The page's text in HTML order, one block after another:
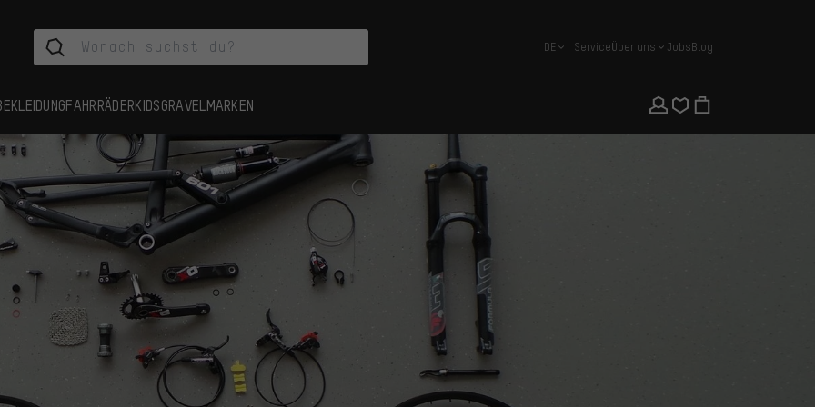
Deutsch
DE ServiceÜber uns JobsBlog
FAHRRÄDERKIDSGRAVEL MARKEN